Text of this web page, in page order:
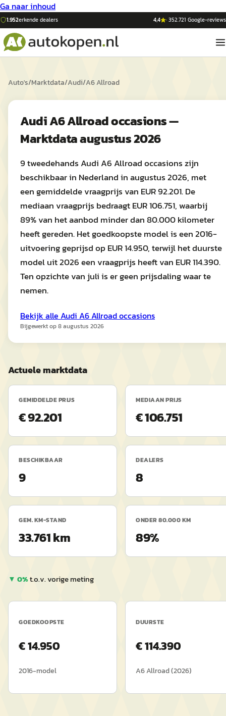
Ga naar inhoud
1.952erkende dealers 4,4 ·352.721 Google-reviews
Auto's/Marktdata/Audi/A6 Allroad
Audi A6 Allroad occasions —
Marktdata augustus 2026
9 tweedehands Audi A6 Allroad occasions zijn
beschikbaar in Nederland in augustus 2026, met
een gemiddelde vraagprijs van EUR 92.201. De
mediaan vraagprijs bedraagt EUR 106.751, waarbij
89% van het aanbod minder dan 80.000 kilometer
heeft gereden. Het goedkoopste model is een 2016-
uitvoering geprijsd op EUR 14.950, terwijl het duurste
model uit 2026 een vraagprijs heeft van EUR 114.390.
Ten opzichte van juli is er geen prijsdaling waar te
nemen.
Bekijk alle Audi A6 Allroadoccasions
Bijgewerkt op8 augustus 2026
Actuele marktdata
GEMIDDELDE PRIJS
€ 92.201
MEDIAAN PRIJS
€ 106.751
BESCHIKBAAR
9
DEALERS
8
GEM. KM-STAND
33.761 km
ONDER 80.000 KM
89%
▼ 0%t.o.v. vorige meting
GOEDKOOPSTE
€14.950
2016-model
DUURSTE
€114.390
A6 Allroad(2026)